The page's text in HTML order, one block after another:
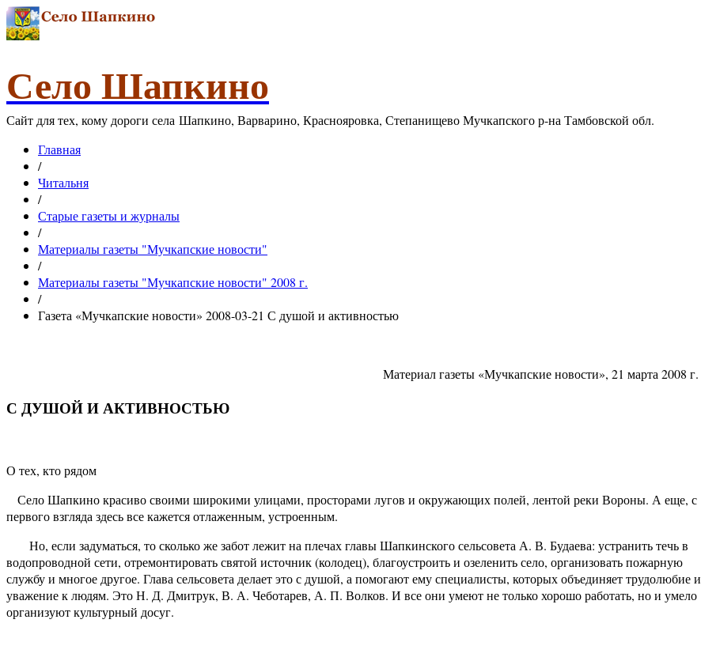
Село Шапкино
Сайт для тех, кому дороги села Шапкино, Варварино, Краснояровка, Степанищево Мучкапского р-на Тамбовской обл.
Главная
/
Читальня
/
Старые газеты и журналы
/
Материалы газеты "Мучкапские новости"
/
Материалы газеты "Мучкапские новости" 2008 г.
/
Газета «Мучкапские новости» 2008-03-21 С душой и активностью
Материал газеты «Мучкапские новости», 21 марта 2008 г.
С ДУШОЙ И АКТИВНОСТЬЮ
О тех, кто рядом
Село Шапкино красиво своими широкими улицами, просторами лугов и окружающих полей, лентой реки Вороны. А еще, с
первого взгляда здесь все кажется отлаженным, устроенным.
Но, если задуматься, то сколько же забот лежит на плечах главы Шапкинского сельсовета А. В. Будаева: устранить течь в
водопроводной сети, отремонтировать святой источник (колодец), благоустроить и озеленить село, организовать пожарную
службу и многое другое. Глава сельсовета делает это с душой, а помогают ему специалисты, которых объединяет трудолюбие и
уважение к людям. Это Н. Д. Дмитрук, В. А. Чеботарев, А. П. Волков. И все они умеют не только хорошо работать, но и умело
организуют культурный досуг.